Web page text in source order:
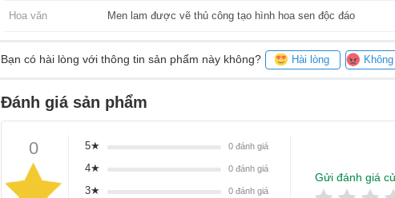
Hoa văn Men lam được vẽ thủ công tạo hình hoa sen độc đáo
Bạn có hài lòng với thông tin sản phẩm này không? Hài lòng
Đánh giá sản phẩm
0 5★ 0 đánh giá
4★ 0 đánh giá
3★ 0 đánh giá
Gửi đánh giá